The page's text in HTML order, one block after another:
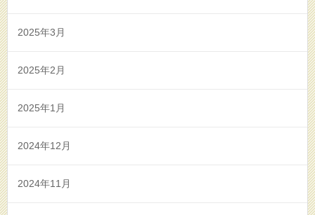
2025年3月
2025年2月
2025年1月
2024年12月
2024年11月